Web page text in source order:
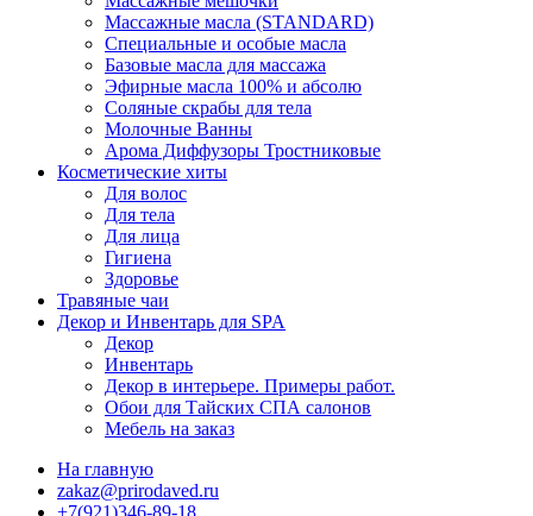
Массажные масла (STANDARD)
Специальные и особые масла
Базовые масла для массажа
Эфирные масла 100% и абсолю
Соляные скрабы для тела
Молочные Ванны
Арома Диффузоры Тростниковые
Косметические хиты
Для волос
Для тела
Для лица
Гигиена
Здоровье
Травяные чаи
Декор и Инвентарь для SPA
Декор
Инвентарь
Декор в интерьере. Примеры работ.
Обои для Тайских СПА салонов
Мебель на заказ
На главную
zakaz@prirodaved.ru
+7(921)346-89-18